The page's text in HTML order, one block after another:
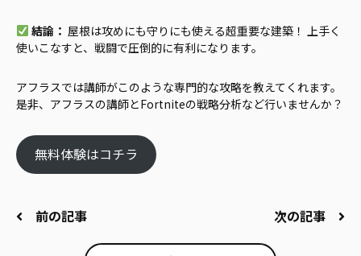
結論： 屋根は攻めにも守りにも使える超重要な建築！ 上手く
使いこなすと、戦闘で圧倒的に有利になります。
アフラスでは講師がこのような専門的な攻略を教えてくれます。
是非、アフラスの講師とFortniteの戦略分析など行いませんか？
無料体験はコチラ
前の記事 次の記事